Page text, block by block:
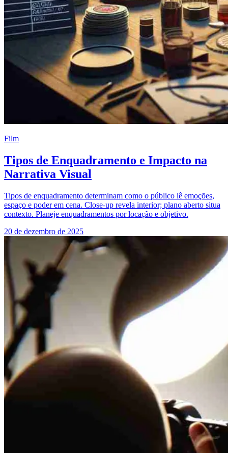
Film
Tipos de Enquadramento e Impacto na
Narrativa Visual
Tipos de enquadramento determinam como o público lê emoções,
espaço e poder em cena. Close-up revela interior; plano aberto situa
contexto. Planeje enquadramentos por locação e objetivo.
20 de dezembro de 2025